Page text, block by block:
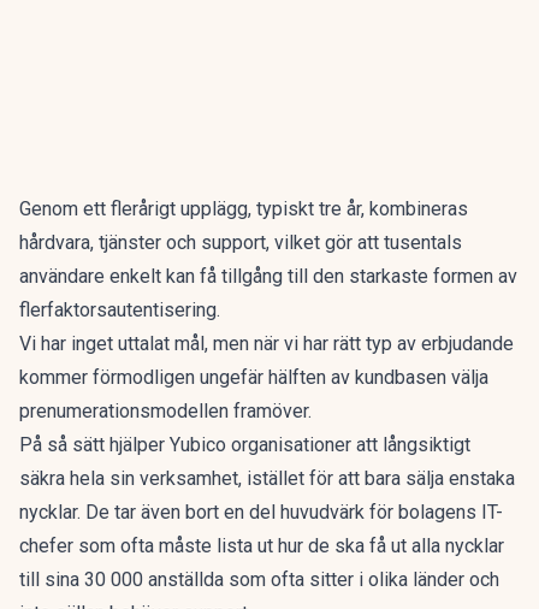
Genom ett flerårigt upplägg, typiskt tre år, kombineras
hårdvara, tjänster och support, vilket gör att tusentals
användare enkelt kan få tillgång till den starkaste formen av
flerfaktorsautentisering.
Vi har inget uttalat mål, men när vi har rätt typ av erbjudande
kommer förmodligen ungefär hälften av kundbasen välja
prenumerationsmodellen framöver.
På så sätt hjälper Yubico organisationer att långsiktigt
säkra hela sin verksamhet, istället för att bara sälja enstaka
nycklar. De tar även bort en del huvudvärk för bolagens IT-
chefer som ofta måste lista ut hur de ska få ut alla nycklar
till sina 30 000 anställda som ofta sitter i olika länder och